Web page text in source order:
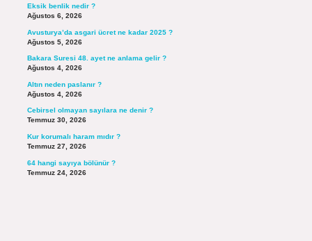
Eksik benlik nedir ?
Ağustos 6, 2026
Avusturya’da asgari ücret ne kadar 2025 ?
Ağustos 5, 2026
Bakara Suresi 48. ayet ne anlama gelir ?
Ağustos 4, 2026
Altın neden paslanır ?
Ağustos 4, 2026
Cebirsel olmayan sayılara ne denir ?
Temmuz 30, 2026
Kur korumalı haram mıdır ?
Temmuz 27, 2026
64 hangi sayıya bölünür ?
Temmuz 24, 2026